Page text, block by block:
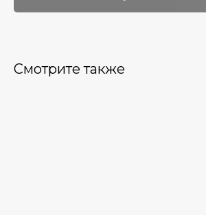
Смотрите также